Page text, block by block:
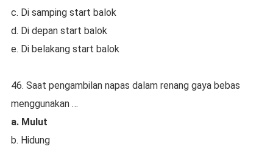
c. Di samping start balok
d. Di depan start balok
e. Di belakang start balok
46. Saat pengambilan napas dalam renang gaya bebas
menggunakan …
a. Mulut
b. Hidung